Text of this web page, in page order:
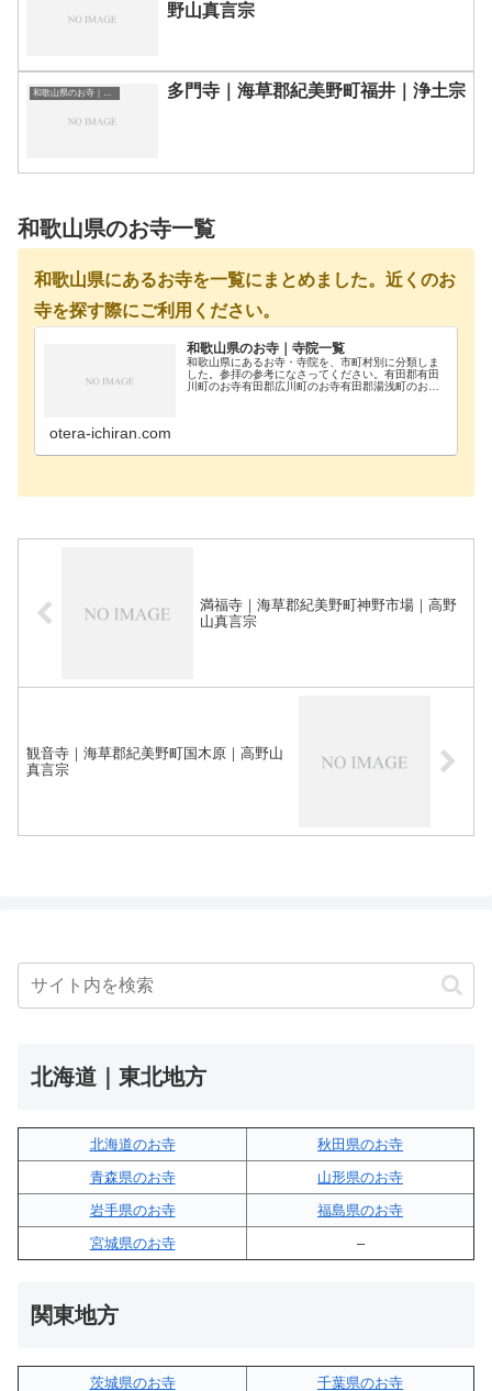
野山真言宗
和歌山県のお寺｜寺院一覧 多門寺｜海草郡紀美野町福井｜浄土宗
和歌山県のお寺一覧
和歌山県にあるお寺を一覧にまとめました。近くのお
寺を探す際にご利用ください。
和歌山県のお寺｜寺院一覧
和歌山県にあるお寺・寺院を、市町村別に分類しま
した。参拝の参考になさってください。有田郡有田
川町のお寺有田郡広川町のお寺有田郡湯浅町のお寺
otera-ichiran.com
満福寺｜海草郡紀美野町神野市場｜高野
山真言宗
観音寺｜海草郡紀美野町国木原｜高野山
真言宗
北海道｜東北地方
北海道のお寺
秋田県のお寺
青森県のお寺
山形県のお寺
岩手県のお寺
福島県のお寺
宮城県のお寺
–
関東地方
茨城県のお寺
千葉県のお寺